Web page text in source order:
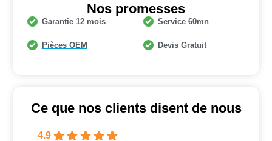
Nos promesses
Garantie 12 mois Service 60mn
Pièces OEM Devis Gratuit
Ce que nos clients disent de nous
4.9